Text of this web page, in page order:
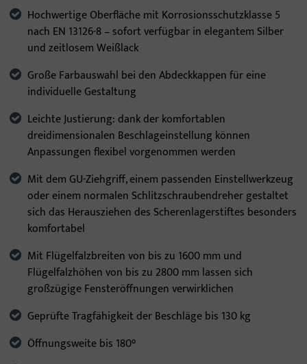
Hochwertige Oberfläche mit Korrosionsschutzklasse 5
nach EN 13126-8 – sofort verfügbar in elegantem Silber
und zeitlosem Weißlack
Große Farbauswahl bei den Abdeckkappen für eine
individuelle Gestaltung
Leichte Justierung: dank der komfortablen
dreidimensionalen Beschlageinstellung können
Anpassungen flexibel vorgenommen werden
Mit dem GU-Ziehgriff, einem passenden Einstellwerkzeug
oder einem normalen Schlitzschraubendreher gestaltet
sich das Herausziehen des Scherenlagerstiftes besonders
komfortabel
Mit Flügelfalzbreiten von bis zu 1600 mm und
Flügelfalzhöhen von bis zu 2800 mm lassen sich
großzügige Fensteröffnungen verwirklichen
Geprüfte Tragfähigkeit der Beschläge bis 130 kg
Öffnungsweite bis 180°